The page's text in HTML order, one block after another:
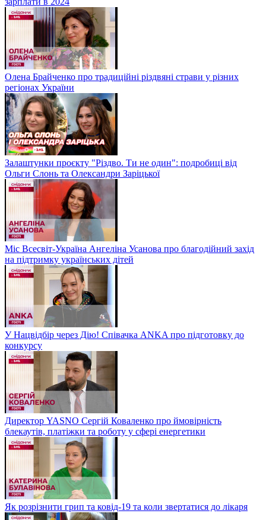
Олена Брайченко про традиційні різдвяні страви у різних
регіонах України
Залаштунки проєкту "Різдво. Ти не один": подробиці від
Ольги Слонь та Олександри Заріцької
Міс Всесвіт-Україна Ангеліна Усанова про благодійний захід
на підтримку українських дітей
У Нацвідбір через Дію! Співачка ANKA про підготовку до
конкурсу
Директор YASNO Сергій Коваленко про ймовірність
блекаутів, платіжки та роботу у сфері енергетики
Як розрізнити грип та ковід-19 та коли звертатися до лікаря